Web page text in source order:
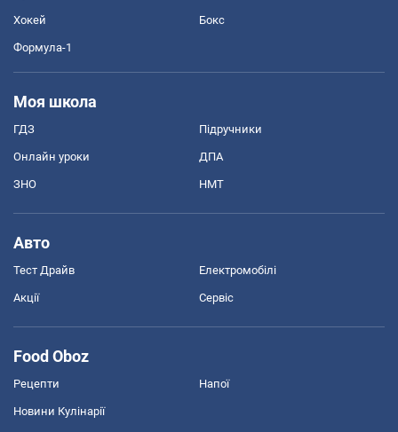
Хокей Бокс
Формула-1
Моя школа
ГДЗ Підручники
Онлайн уроки ДПА
ЗНО НМТ
Авто
Тест Драйв Електромобілі
Акції Сервіс
Food Oboz
Рецепти Напої
Новини Кулінарії